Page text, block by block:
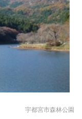
宇都宮市森林公園